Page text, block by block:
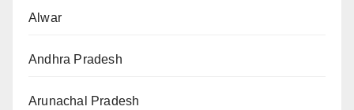
Alwar
Andhra Pradesh
Arunachal Pradesh